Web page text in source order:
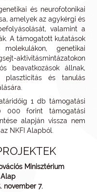
és neurofotonikai
amelyek az agykérgi és
valamint a
A támogatott kutatások
genetikai
aktivitásmintázatokon
beavatkozások állnak,
plaszticitás és tanulás
1 db támogatási
000 forint támogatási
alapján vissza nem
NKFI Alapból.
Minisztérium
Alap
november 7.